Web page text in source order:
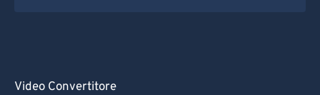
Video Convertitore